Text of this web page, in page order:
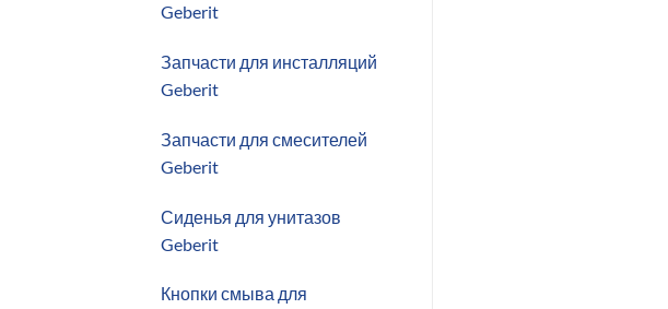
Geberit
Запчасти для инсталляций
Geberit
Запчасти для смесителей
Geberit
Сиденья для унитазов
Geberit
Кнопки смыва для